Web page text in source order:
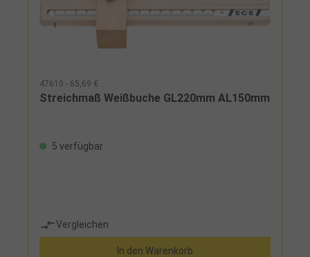
47610 - 65,69 €
Streichmaß Weißbuche GL220mm AL150mm
5 verfügbar
Vergleichen
In den Warenkorb